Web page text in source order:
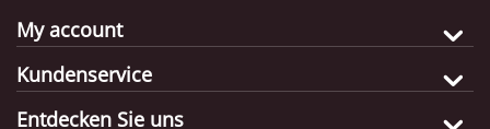
My account
Kundenservice
Entdecken Sie uns